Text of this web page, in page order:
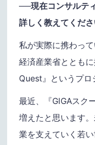
──現在コンサルテ
詳しく教えてくださ
私が実際に携わっ
経済産業省ととも
Quest』というプロ
最近、『GIGAスク
増えたと思います
業を支えていく若